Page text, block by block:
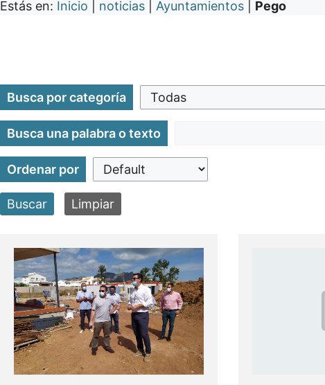
Estás en: Inicio noticias Ayuntamientos Pego
Busca por categoría
Busca una palabra o texto
Ordenar por
Buscar Limpiar